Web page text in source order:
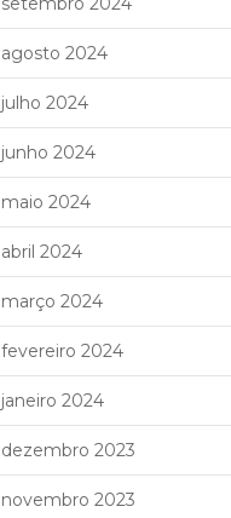
agosto 2024
julho 2024
junho 2024
maio 2024
abril 2024
março 2024
fevereiro 2024
janeiro 2024
dezembro 2023
novembro 2023